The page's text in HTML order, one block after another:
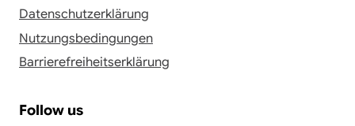
Datenschutzerklärung
Nutzungsbedingungen
Barrierefreiheitserklärung
Follow us